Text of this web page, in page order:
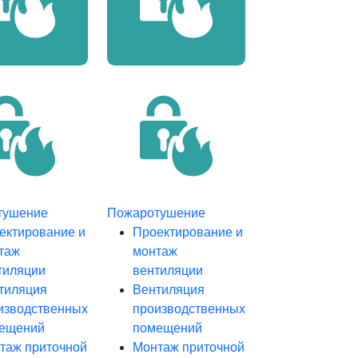
и
приточной
Пожаротушение
Проектирование и
монтаж
вентиляции
Вентиляция
производственных
помещений
Монтаж приточной